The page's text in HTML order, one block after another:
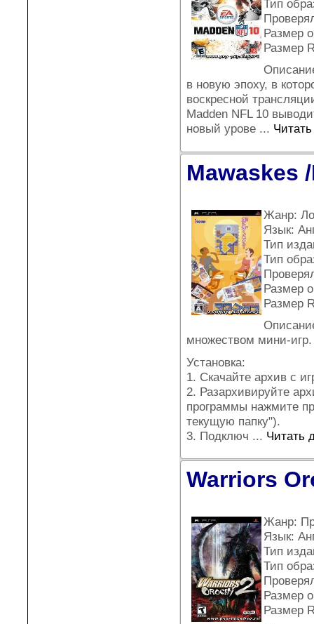
Тип
Размер
Размер
в новую эпоху, в
воскресной
Madden NFL 10
новый урове ...
Mawaskes
Жанр:
Язык:
Тип
Тип
Размер
Размер
множеством мини-игр.
Установка:
1. Скачайте архив с
2. Разархивируйте
программы нажмите
текущую папку").
3. Подключ ... Читать
Warriors
Жанр:
Язык:
Тип
Тип
Размер
Размер